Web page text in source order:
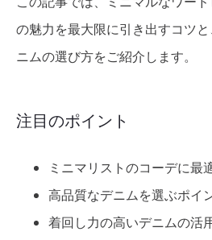
の魅力を最大限に引き出すコツ
ニムの選び方をご紹介します。
注目のポイント
ミニマリストのコーデに最
高品質なデニムを選ぶポイン
着回し力の高いデニムの活用